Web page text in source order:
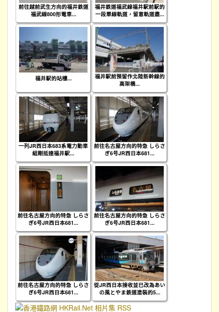
前往越前武生方向的福井鉄道
福武線800形電車...
福井鉄道福武線福井駅前駅的
一段單線軌道，留意軌道盡...
福井駅的站樓...
福井駅前預留作北陸新幹線的
高架橋...
一列JR西日本683系電力動車
組剛抵達福井駅...
前往名古屋方向的特急 しらさ
ぎ6号JR西日本681...
前往名古屋方向的特急 しらさ
ぎ6号JR西日本681...
前往名古屋方向的特急 しらさ
ぎ6号JR西日本681...
前往名古屋方向的特急 しらさ
ぎ6号JR西日本681...
從JR西日本接收並已改為あい
の風とやま鉄道塗裝的5...